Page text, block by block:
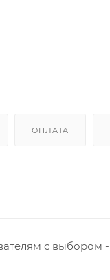
ОПЛАТА
с выбором